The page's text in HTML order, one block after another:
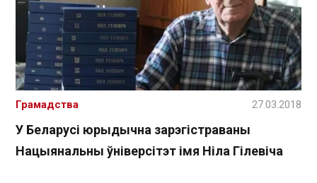
У Беларусі юрыдычна зарэгістраваны
Нацыянальны ўніверсітэт імя Ніла Гілевіча
Грамадства 27.03.2018